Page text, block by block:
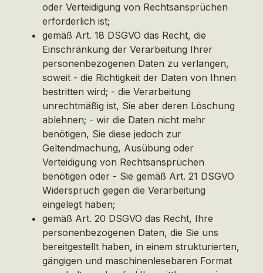
oder Verteidigung von Rechtsansprüchen
erforderlich ist;
gemäß Art. 18 DSGVO das Recht, die
Einschränkung der Verarbeitung Ihrer
personenbezogenen Daten zu verlangen,
soweit - die Richtigkeit der Daten von Ihnen
bestritten wird; - die Verarbeitung
unrechtmäßig ist, Sie aber deren Löschung
ablehnen; - wir die Daten nicht mehr
benötigen, Sie diese jedoch zur
Geltendmachung, Ausübung oder
Verteidigung von Rechtsansprüchen
benötigen oder - Sie gemäß Art. 21 DSGVO
Widerspruch gegen die Verarbeitung
eingelegt haben;
gemäß Art. 20 DSGVO das Recht, Ihre
personenbezogenen Daten, die Sie uns
bereitgestellt haben, in einem strukturierten,
gängigen und maschinenlesebaren Format